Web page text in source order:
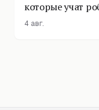
которые учат
4 авг.